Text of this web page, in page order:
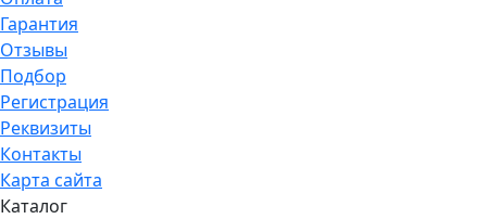
Гарантия
Отзывы
Подбор
Регистрация
Реквизиты
Контакты
Карта сайта
Каталог